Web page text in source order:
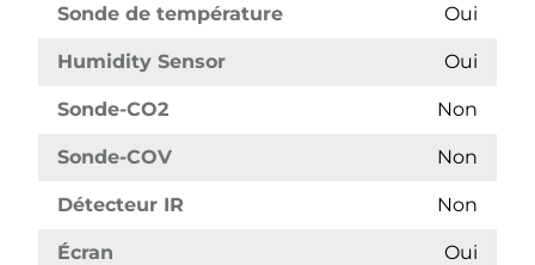
Sonde de température Oui
Humidity Sensor Oui
Sonde-CO2 Non
Sonde-COV Non
Détecteur IR Non
Écran Oui